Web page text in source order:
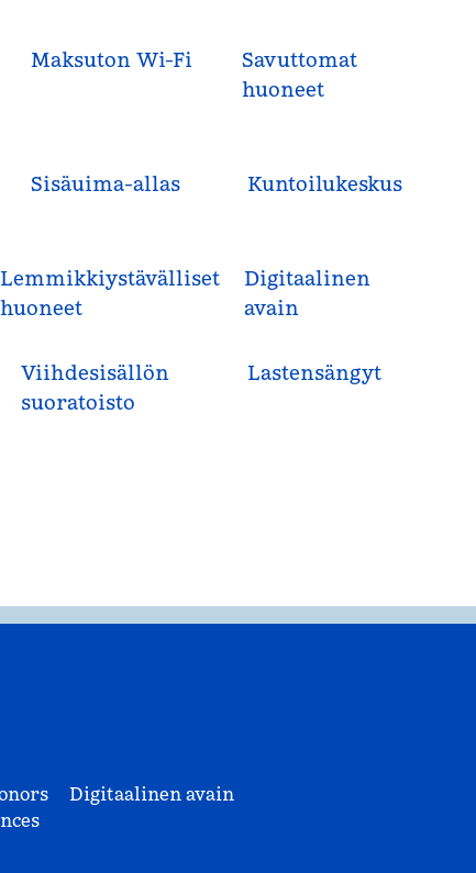
Maksuton Wi-Fi
Savuttomat
huoneet
Sisäuima-allas Kuntoilukeskus
Lemmikkiystävälliset
huoneet
Digitaalinen
avain
Viihdesisällön
suoratoisto
Lastensängyt
Digitaalinen avain